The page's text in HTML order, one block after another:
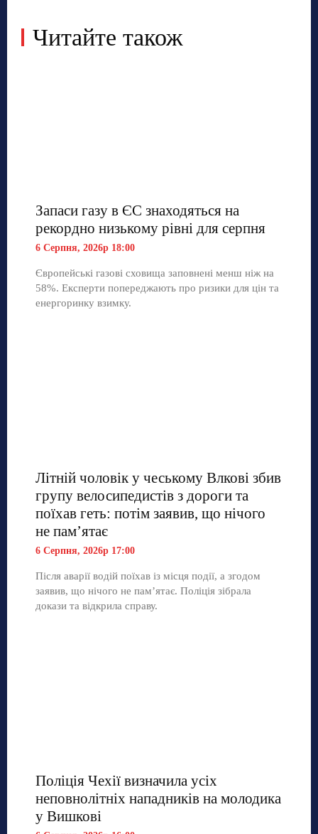
Читайте також
Запаси газу в ЄС знаходяться на
рекордно низькому рівні для серпня
6 Серпня, 2026р 18:00
Європейські газові сховища заповнені менш ніж на
58%. Експерти попереджають про ризики для цін та
енергоринку взимку.
Літній чоловік у чеському Влкові збив
групу велосипедистів з дороги та
поїхав геть: потім заявив, що нічого
не пам’ятає
6 Серпня, 2026р 17:00
Після аварії водій поїхав із місця події, а згодом
заявив, що нічого не пам’ятає. Поліція зібрала
докази та відкрила справу.
Поліція Чехії визначила усіх
неповнолітніх нападників на молодика
у Вишкові